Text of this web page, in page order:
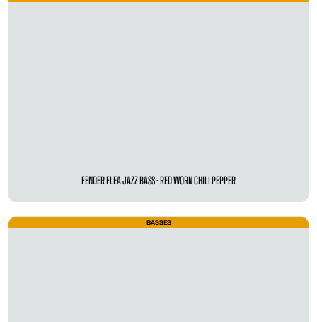
FENDER FLEA JAZZ BASS - RED WORN CHILI PEPPER
BASSES